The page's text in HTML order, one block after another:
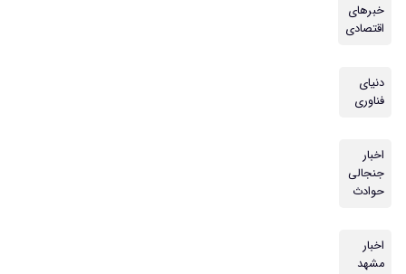
خبرهای
اقتصادی
دنیای
فناوری
اخبار
جنجالی
حوادث
اخبار
مشهد